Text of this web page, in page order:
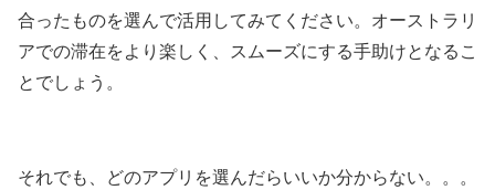
合ったものを選んで活用してみてください。オーストラリ
アでの滞在をより楽しく、スムーズにする手助けとなるこ
とでしょう。
それでも、どのアプリを選んだらいいか分からない。。。